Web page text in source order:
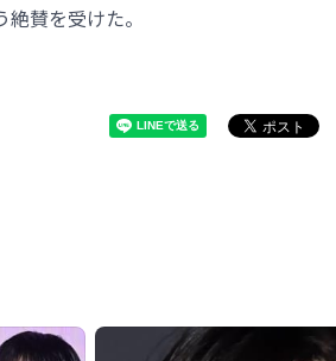
賛を受けた。